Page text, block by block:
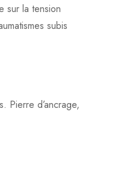
sur la tension
subis
Pierre d’ancrage,